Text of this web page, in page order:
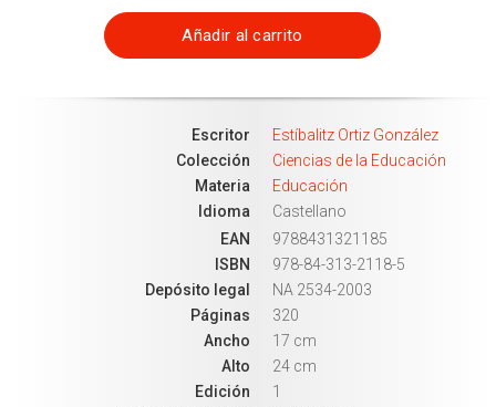
Añadir al carrito
Escritor
Estíbalitz Ortiz González
Colección
Ciencias de la Educación
Materia
Educación
Idioma
Castellano
EAN
9788431321185
ISBN
978-84-313-2118-5
Depósito legal
NA 2534-2003
Páginas
320
Ancho
17 cm
Alto
24 cm
Edición
1